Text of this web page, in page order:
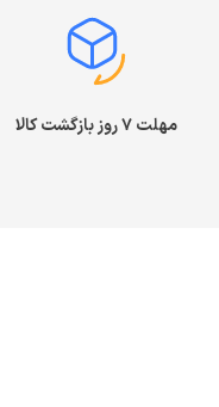
مهلت ۷ روز بازگشت کالا